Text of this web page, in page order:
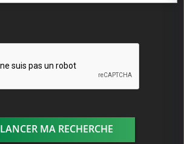
LANCER MA RECHERCHE